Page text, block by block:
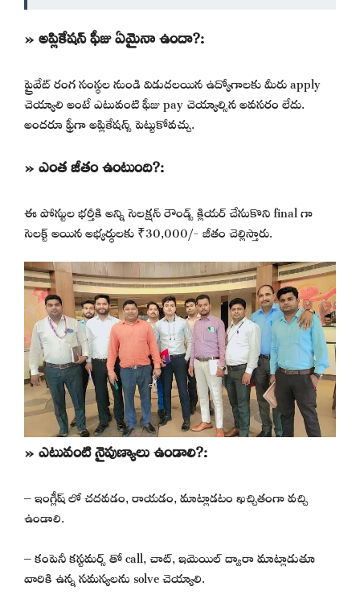
» అప్లికేషన్ ఫీజు ఏమైనా ఉందా?:
ప్రైవేట్ రంగ సంస్థల నుండి విడుదలయిన ఉద్యోగాలకు మీరు apply
చెయ్యాలి అంటే ఎటువంటి ఫీజు pay చెయ్యాల్సిన అవసరం లేదు.
అందరూ ఫ్రీగా అప్లికేషన్స్ పెట్టుకోవచ్చు.
» ఎంత జీతం ఉంటుంది?:
ఈ పోస్టుల భర్తీకి అన్ని సెలక్షన్ రౌండ్స్ క్లియర్ చేసుకొని final గా
సెలక్ట్ అయిన అభ్యర్థులకు ₹30,000/- జీతం చెల్లిస్తారు.
» ఎటువంటి నైపుణ్యాలు ఉండాలి?:
– ఇంగ్లీష్ లో చదవడం, రాయడం, మాట్లాడటం ఖచ్చితంగా వచ్చి
ఉండాలి.
– కంపెనీ కస్టమర్స్ తో call, చాట్, ఇమెయిల్ ద్వారా మాట్లాడుతూ
వారికి ఉన్న సమస్యలను solve చెయ్యాలి.